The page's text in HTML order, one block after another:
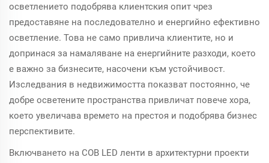
осветлението подобрява клиентския опит чрез
предоставяне на последователно и енергийно ефективно
осветление. Това не само привлича клиентите, но и
допринася за намаляване на енергийните разходи, което
е важно за бизнесите, насочени към устойчивост.
Изследвания в недвижимостта показват постоянно, че
добре осветените пространства привличат повече хора,
което увеличава времето на престоя и подобрява бизнес
перспективите.
Включването на COB LED ленти в архитектурни проекти